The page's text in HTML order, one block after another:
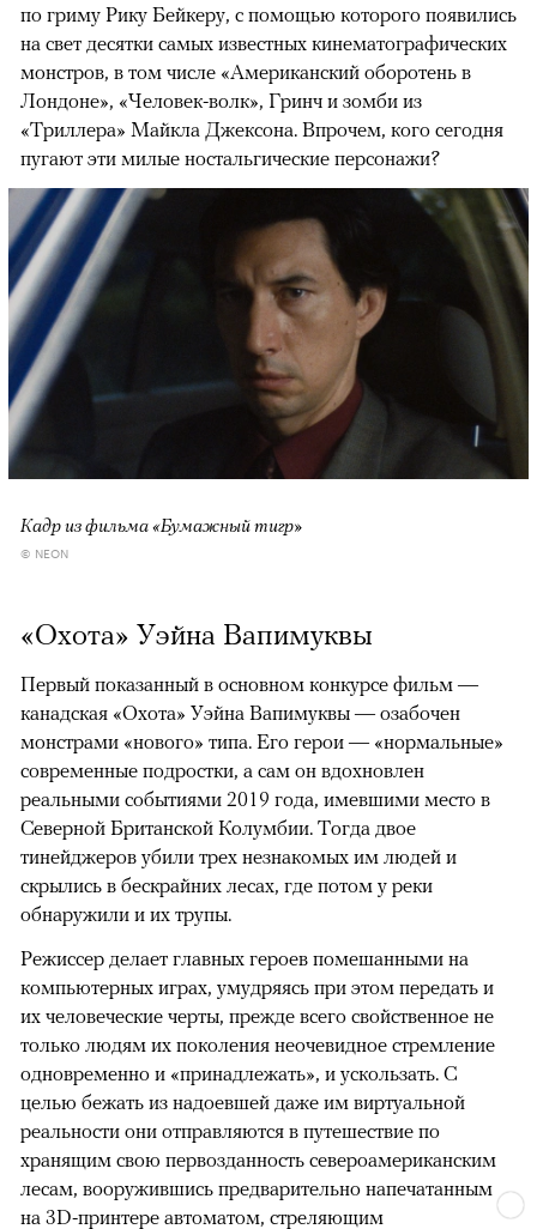
по гриму Рику Бейкеру, с помощью которого появились
на свет десятки самых известных кинематографических
монстров, в том числе «Американский оборотень в
Лондоне», «Человек-волк», Гринч и зомби из
«Триллера» Майкла Джексона. Впрочем, кого сегодня
пугают эти милые ностальгические персонажи?
Кадр из фильма «Бумажный тигр»
© NEON
«Охота» Уэйна Вапимуквы
Первый показанный в основном конкурсе фильм —
канадская «Охота» Уэйна Вапимуквы — озабочен
монстрами «нового» типа. Его герои — «нормальные»
современные подростки, а сам он вдохновлен
реальными событиями 2019 года, имевшими место в
Северной Британской Колумбии. Тогда двое
тинейджеров убили трех незнакомых им людей и
скрылись в бескрайних лесах, где потом у реки
обнаружили и их трупы.
Режиссер делает главных героев помешанными на
компьютерных играх, умудряясь при этом передать и
их человеческие черты, прежде всего свойственное не
только людям их поколения неочевидное стремление
одновременно и «принадлежать», и ускользать. С
целью бежать из надоевшей даже им виртуальной
реальности они отправляются в путешествие по
хранящим свою первозданность североамериканским
лесам, вооружившись предварительно напечатанным
на 3D-принтере автоматом, стреляющим